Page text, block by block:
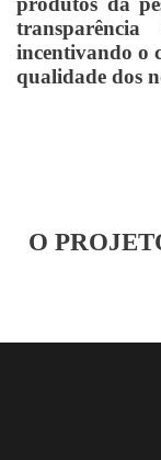
incentivando o
qualidade dos
O